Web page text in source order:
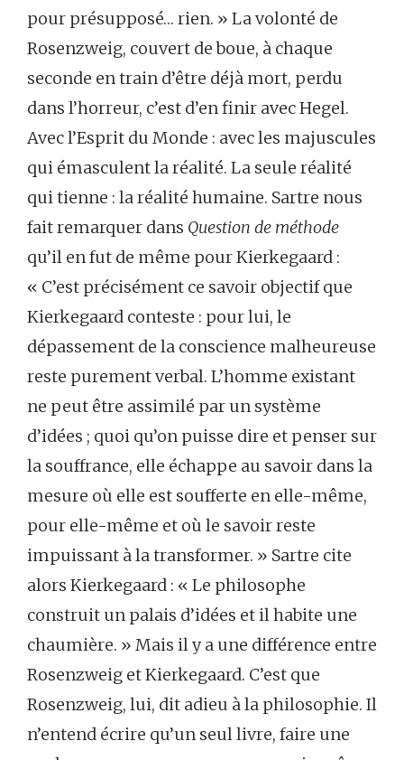
pour présupposé… rien. » La volonté de
Rosenzweig, couvert de boue, à chaque
seconde en train d’être déjà mort, perdu
dans l’horreur, c’est d’en finir avec Hegel.
Avec l’Esprit du Monde : avec les majuscules
qui émasculent la réalité. La seule réalité
qui tienne : la réalité humaine. Sartre nous
fait remarquer dans Question de méthode
qu’il en fut de même pour Kierkegaard :
« C’est précisément ce savoir objectif que
Kierkegaard conteste : pour lui, le
dépassement de la conscience malheureuse
reste purement verbal. L’homme existant
ne peut être assimilé par un système
d’idées ; quoi qu’on puisse dire et penser sur
la souffrance, elle échappe au savoir dans la
mesure où elle est soufferte en elle-même,
pour elle-même et où le savoir reste
impuissant à la transformer. » Sartre cite
alors Kierkegaard : « Le philosophe
construit un palais d’idées et il habite une
chaumière. » Mais il y a une différence entre
Rosenzweig et Kierkegaard. C’est que
Rosenzweig, lui, dit adieu à la philosophie. Il
n’entend écrire qu’un seul livre, faire une